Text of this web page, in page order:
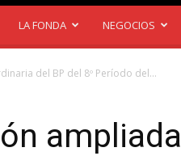
LA FONDA NEGOCIOS
del BP del 8º Período del...
ampliada